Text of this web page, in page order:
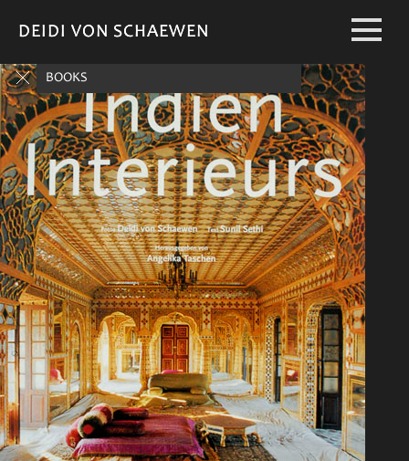
DEIDI VON SCHAEWEN
DEIDI VON SCHAEWEN
BOOKS